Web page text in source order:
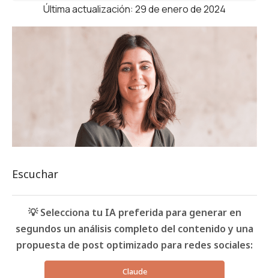
Última actualización: 29 de enero de 2024
Escuchar
💡 Selecciona tu IA preferida para generar en
segundos un análisis completo del contenido y una
propuesta de post optimizado para redes sociales:
Claude